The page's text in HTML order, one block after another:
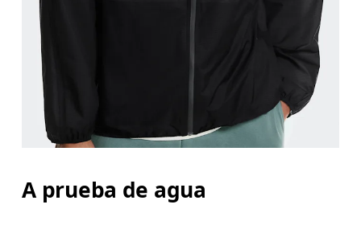
A prueba de agua